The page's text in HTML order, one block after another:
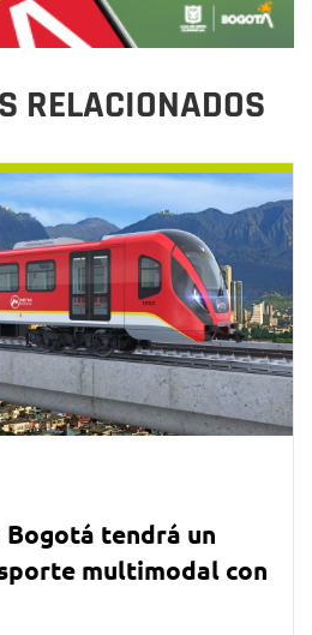
RELACIONADOS
Bogotá tendrá un
multimodal con